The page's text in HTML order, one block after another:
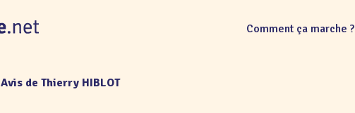
Comment ça marche ?
Avis de Thierry HIBLOT